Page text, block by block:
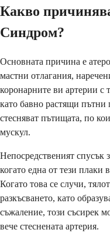
Какво
Синдром?
Основната причина е
мастни отлагания,
коронарните ви артерии с
като бавно растящи пътни
стесняват пътищата, по
мускул.
Непосредственият спусък
когато една от тези плаки
Когато това се случи,
разкъсването, като
съжаление, този съсирек
вече стеснената артерия.